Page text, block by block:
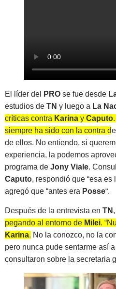
El líder del PRO se fue desde
estudios de TN y luego a La
críticas contra Karina y Caputo
siempre ha sido con la contra
de ellos. No entiendo, si
experiencia, la podemos
programa de Jony Viale.
Caputo, respondió que “esa es
agregó que “antes era Posse“.
Después de la entrevista en TN ,
pegando al entorno de Milei.
Karina. No la conozco, no la
pero nunca pude sentarme así
consultaron sobre la secretaria